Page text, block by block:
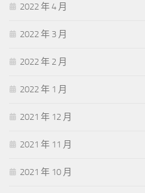
2022 年 4 月
2022 年 3 月
2022 年 2 月
2022 年 1 月
2021 年 12 月
2021 年 11 月
2021 年 10 月